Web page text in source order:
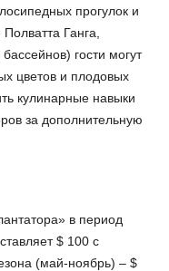
прогулок и
Ганга,
гости могут
цветов и плодовых
кулинарные навыки
за дополнительную
в период
$ 100 с
(май-ноябрь) – $